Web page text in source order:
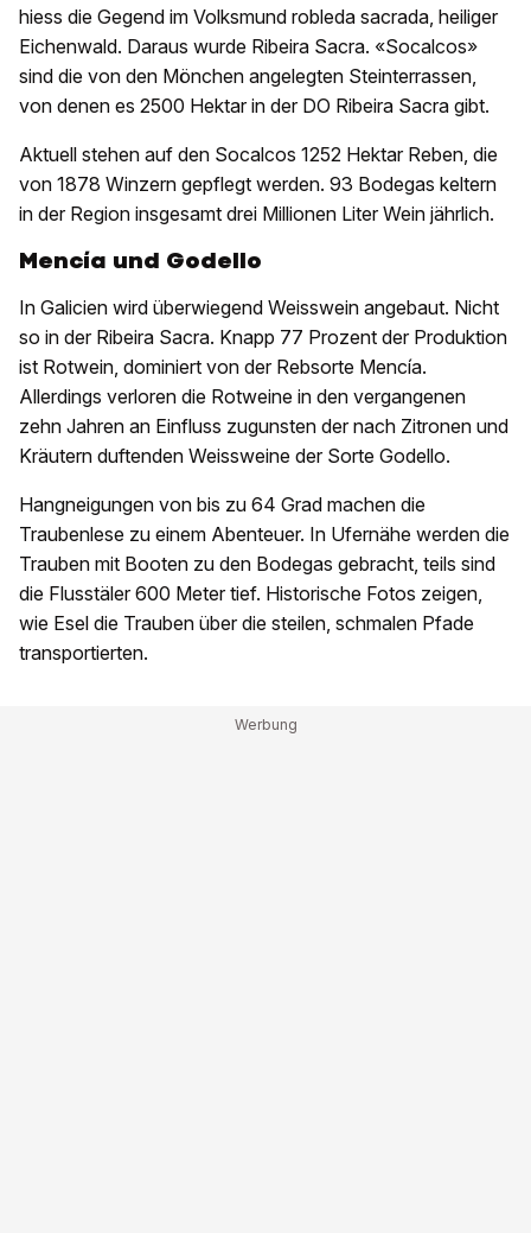
hiess die Gegend im Volksmund robleda sacrada, heiliger
Eichenwald. Daraus wurde Ribeira Sacra. «Socalcos»
sind die von den Mönchen angelegten Steinterrassen,
von denen es 2500 Hektar in der DO Ribeira Sacra gibt.
Aktuell stehen auf den Socalcos 1252 Hektar Reben, die
von 1878 Winzern gepflegt werden. 93 Bodegas keltern
in der Region insgesamt drei Millionen Liter Wein jährlich.
Mencía und Godello
In Galicien wird überwiegend Weisswein angebaut. Nicht
so in der Ribeira Sacra. Knapp 77 Prozent der Produktion
ist Rotwein, dominiert von der Rebsorte Mencía.
Allerdings verloren die Rotweine in den vergangenen
zehn Jahren an Einfluss zugunsten der nach Zitronen und
Kräutern duftenden Weissweine der Sorte Godello.
Hangneigungen von bis zu 64 Grad machen die
Traubenlese zu einem Abenteuer. In Ufernähe werden die
Trauben mit Booten zu den Bodegas gebracht, teils sind
die Flusstäler 600 Meter tief. Historische Fotos zeigen,
wie Esel die Trauben über die steilen, schmalen Pfade
transportierten.